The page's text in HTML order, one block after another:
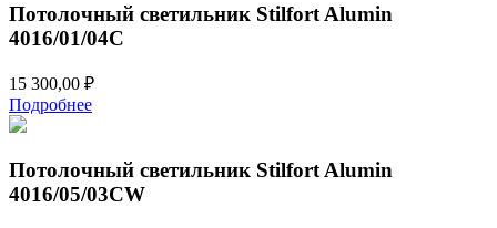
Потолочный светильник Stilfort Alumin
4016/01/04C
15 300,00 ₽
Подробнее
Потолочный светильник Stilfort Alumin
4016/05/03CW